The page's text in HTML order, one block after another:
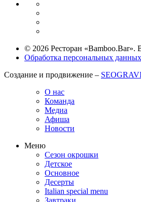
© 2026 Ресторан «Bamboo.Bar».
Обработка персональных данных
Создание и продвижение –
О нас
Команда
Медиа
Афиша
Новости
Меню
Сезон окрошки
Детское
Основное
Десерты
Italian special menu